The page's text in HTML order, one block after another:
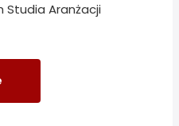
Studia Aranżacji